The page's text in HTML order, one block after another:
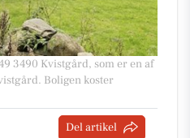
3490 Kvistgård, som er en af
Boligen koster
Del artikel